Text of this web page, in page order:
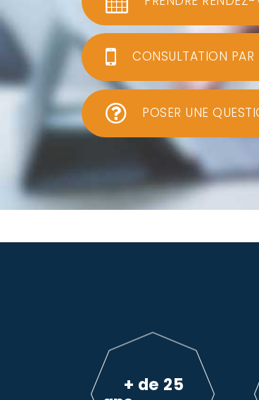
CONSULTATION PAR
POSER UNE
+ de 25